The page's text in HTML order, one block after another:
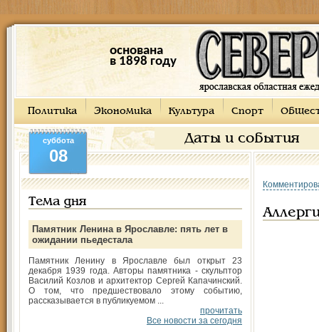
основана
в 1898 году
Политика Экономика Культура Спорт
Даты и события
суббота
08
Тема дня
Памятник Ленина в Ярославле: пять лет в
ожидании пьедестала
Памятник Ленину в Ярославле был открыт 23
декабря 1939 года. Авторы памятника - скульптор
Василий Козлов и архитектор Сергей Капачинский.
О том, что предшествовало этому событию,
рассказывается в публикуемом ...
прочитать
Все новости за сегодня